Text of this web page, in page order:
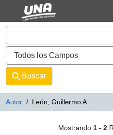
Mostrando1 - 2Resultados de
Saltar al contenido
VuFind
Buscar
Autor León, Guillermo A.
Mostrando 1 - 2